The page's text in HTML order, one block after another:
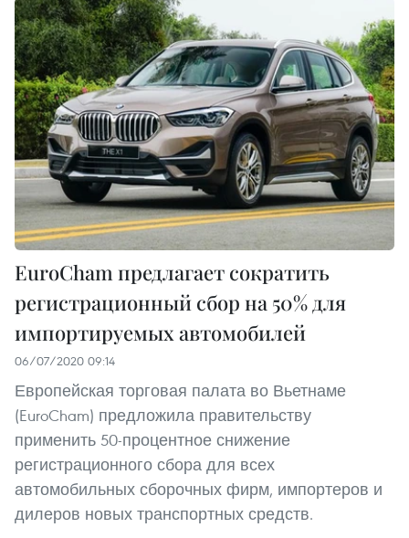
EuroCham предлагает сократить
регистрационный сбор на 50% для
импортируемых автомобилей
06/07/2020 09:14
Европейская торговая палата во Вьетнаме
(EuroCham) предложила правительству
применить 50-процентное снижение
регистрационного сбора для всех
автомобильных сборочных фирм, импортеров и
дилеров новых транспортных средств.